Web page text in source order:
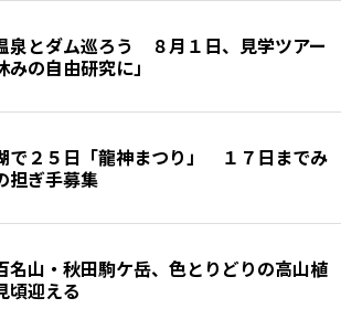
泉とダム巡ろう ８月１日、見学ツアー
みの自由研究に」
で２５日「龍神まつり」 １７日までみ
担ぎ手募集
名山・秋田駒ケ岳、色とりどりの高山植
頃迎える